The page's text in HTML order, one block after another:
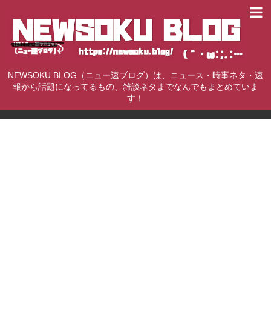
NEWSOKU BLOG（ニュー速ブログ）は、ニュース・時事ネタ・速
報から話題になってるもの、雑談ネタまでなんでもまとめていま
す！